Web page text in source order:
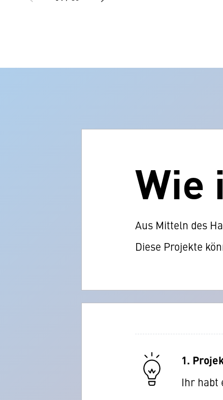
Wie
Aus Mitteln des
Diese Projekte
1.
Ihr habt